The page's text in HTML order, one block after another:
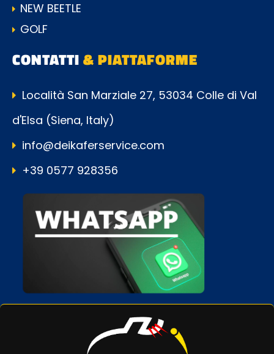
NEW BEETLE
GOLF
CONTATTI& PIATTAFORME
Località San Marziale 27, 53034 Colle di Val
d'Elsa (Siena, Italy)
info@deikaferservice.com
+39 0577 928356